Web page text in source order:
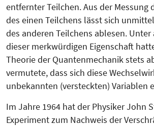
ent­­fernter Teilchen. Aus der Messung
des einen Teilchens lässt sich
des anderen Teilchens ablesen.
dieser merkwürdigen Eigenschaft
Theorie der Quantenmechanik stets
vermutete, dass sich diese
unbekannten (versteckten) Variablen
Im Jahre 1964 hat der Physiker John
Experiment zum Nachweis der